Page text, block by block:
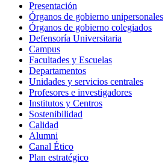
Presentación
Órganos de gobierno unipersonales
Órganos de gobierno colegiados
Defensoría Universitaria
Campus
Facultades y Escuelas
Departamentos
Unidades y servicios centrales
Profesores e investigadores
Institutos y Centros
Sostenibilidad
Calidad
Alumni
Canal Ético
Plan estratégico